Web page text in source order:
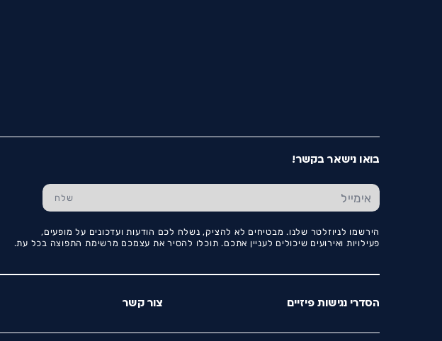
בואו נישאר בקשר!
הירשמו לניוזלטר שלנו. מבטיחים לא להציק, נשלח לכם הודעות ועדכונים על מופעים,
פעילויות ואירועים שיכולים לעניין אתכם. תוכלו להסיר את עצמכם מרשימת התפוצה בכל עת.
הסדרי נגישות פיזיים צור קשר